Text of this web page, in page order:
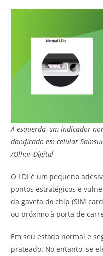
À esquerda, um indicador
danificado em celular
/Olhar Digital
O LDI é um pequeno
pontos estratégicos e
da gaveta do chip (SIM
ou próximo à porta de
Em seu estado normal e
prateado. No entanto, se